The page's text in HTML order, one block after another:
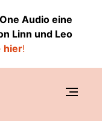
Audio eine
Linn und Leo
hier!